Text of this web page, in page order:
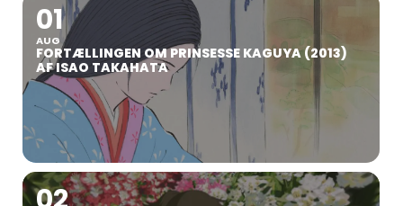
01
AUG
FORTÆLLINGEN OM PRINSESSE KAGUYA (2013)
AF ISAO TAKAHATA